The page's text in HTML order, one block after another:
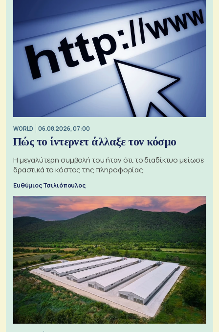
WORLD 06.08.2026, 07:00
Πώς το ίντερνετ άλλαξε τον κόσμο
Η μεγαλύτερη συμβολή του ήταν ότι το διαδίκτυο μείωσε
δραστικά το κόστος της πληροφορίας
Ευθύμιος Τσιλιόπουλος